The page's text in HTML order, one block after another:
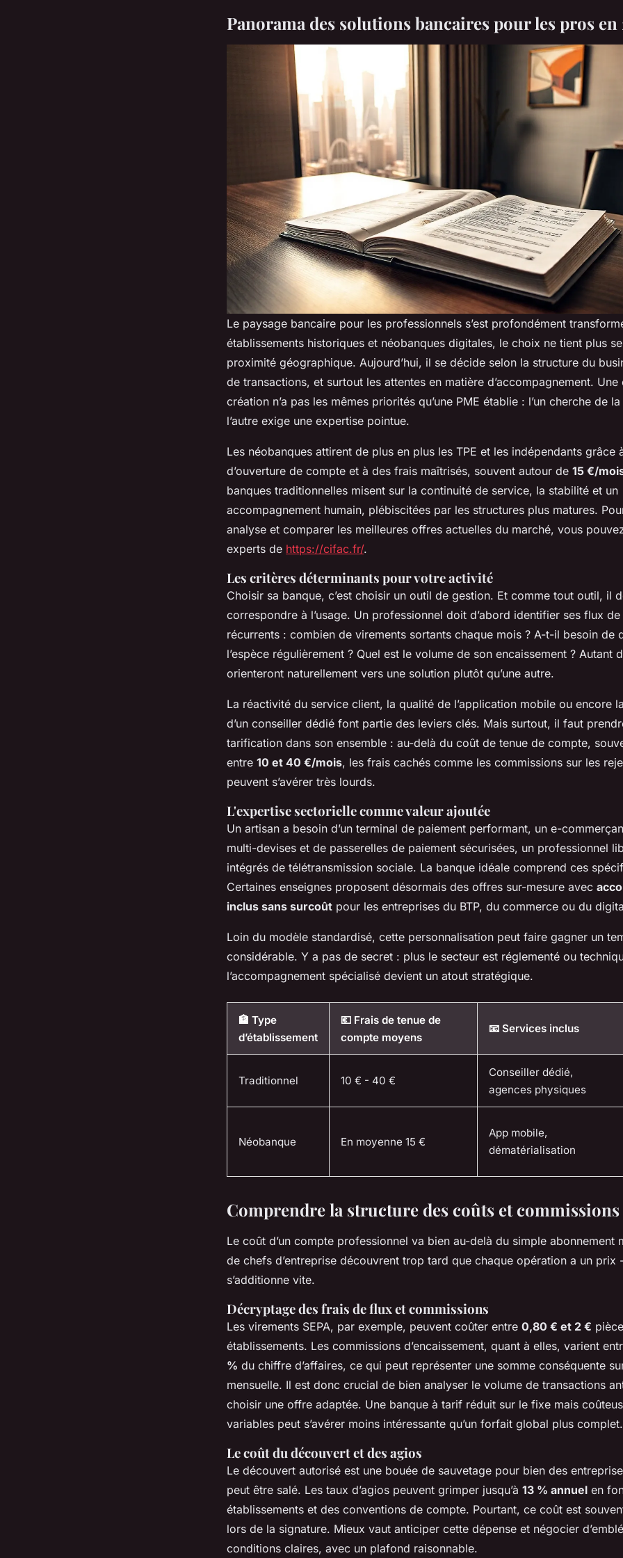
Panorama des solutions bancaires pour les pros en
Le paysage bancaire pour les professionnels s’est profondément
établissements historiques et néobanques digitales, le choix ne tient plus
proximité géographique. Aujourd’hui, il se décide selon la structure du
de transactions, et surtout les attentes en matière d’accompagnement. Une
création n’a pas les mêmes priorités qu’une PME établie : l’un cherche de
l’autre exige une expertise pointue.
Les néobanques attirent de plus en plus les TPE et les indépendants grâce
d’ouverture de compte et à des frais maîtrisés, souvent autour de 15 €/
banques traditionnelles misent sur la continuité de service, la stabilité et un
accompagnement humain, plébiscitées par les structures plus matures.
analyse et comparer les meilleures offres actuelles du marché, vous
experts de https://cifac.fr/.
Les critères déterminants pour votre activité
Choisir sa banque, c’est choisir un outil de gestion. Et comme tout outil, il
correspondre à l’usage. Un professionnel doit d’abord identifier ses flux
récurrents : combien de virements sortants chaque mois ? A-t-il besoin de
l’espèce régulièrement ? Quel est le volume de son encaissement ? Autant
orienteront naturellement vers une solution plutôt qu’une autre.
La réactivité du service client, la qualité de l’application mobile ou encore
d’un conseiller dédié font partie des leviers clés. Mais surtout, il faut
tarification dans son ensemble : au-delà du coût de tenue de compte,
entre 10 et 40 €/mois, les frais cachés comme les commissions sur les
peuvent s’avérer très lourds.
L'expertise sectorielle comme valeur ajoutée
Un artisan a besoin d’un terminal de paiement performant, un e-
multi-devises et de passerelles de paiement sécurisées, un professionnel
intégrés de télétransmission sociale. La banque idéale comprend ces
Certaines enseignes proposent désormais des offres sur-mesure avec
inclus sans surcoût pour les entreprises du BTP, du commerce ou du
Loin du modèle standardisé, cette personnalisation peut faire gagner un
considérable. Y a pas de secret : plus le secteur est réglementé ou
l’accompagnement spécialisé devient un atout stratégique.
🏦 Type
d’établissement
💶 Frais de tenue de
compte moyens
📧 Services inclus
Traditionnel 10 € - 40 €
Conseiller dédié,
agences physiques
Néobanque En moyenne 15 €
App mobile,
dématérialisation
Comprendre la structure des coûts et commissions
Le coût d’un compte professionnel va bien au-delà du simple abonnement
de chefs d’entreprise découvrent trop tard que chaque opération a un prix
s’additionne vite.
Décryptage des frais de flux et commissions
Les virements SEPA, par exemple, peuvent coûter entre 0,80 € et 2 €
établissements. Les commissions d’encaissement, quant à elles, varient
% du chiffre d’affaires, ce qui peut représenter une somme conséquente
mensuelle. Il est donc crucial de bien analyser le volume de transactions
choisir une offre adaptée. Une banque à tarif réduit sur le fixe mais
variables peut s’avérer moins intéressante qu’un forfait global plus complet.
Le coût du découvert et des agios
Le découvert autorisé est une bouée de sauvetage pour bien des
peut être salé. Les taux d’agios peuvent grimper jusqu’à 13 % annuel en
établissements et des conventions de compte. Pourtant, ce coût est
lors de la signature. Mieux vaut anticiper cette dépense et négocier
conditions claires, avec un plafond raisonnable.